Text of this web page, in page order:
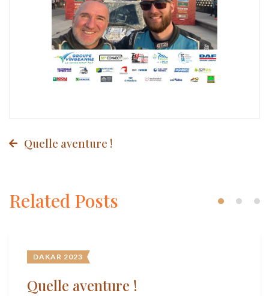
Post
navigation
Quelle aventure !
Related Posts
DAKAR 2023
Quelle aventure !